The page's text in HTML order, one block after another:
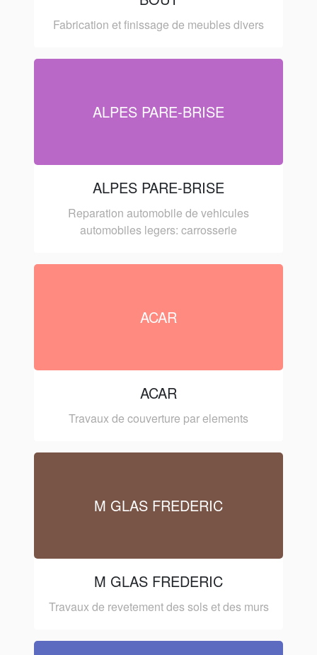
Fabrication et finissage de meubles divers
ALPES PARE-BRISE
ALPES PARE-BRISE
Reparation automobile de vehicules
automobiles legers: carrosserie
ACAR
ACAR
Travaux de couverture par elements
M GLAS FREDERIC
M GLAS FREDERIC
Travaux de revetement des sols et des murs